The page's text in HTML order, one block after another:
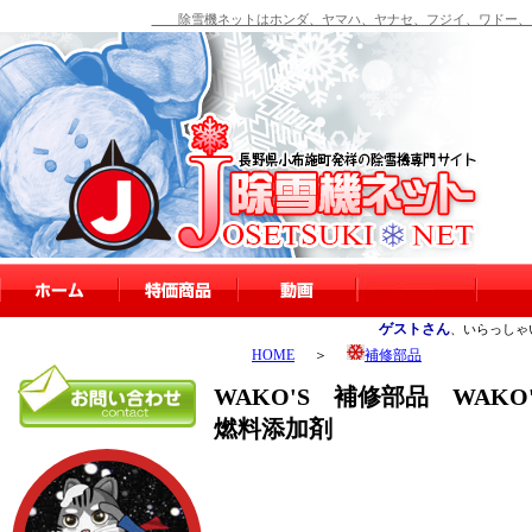
除雪機ネットはホンダ、ヤマハ、ヤナセ、フジイ、ワドー、
ゲストさん 、いらっし
HOME ＞ 補修部品
WAKO'S 補修部品
燃料添加剤